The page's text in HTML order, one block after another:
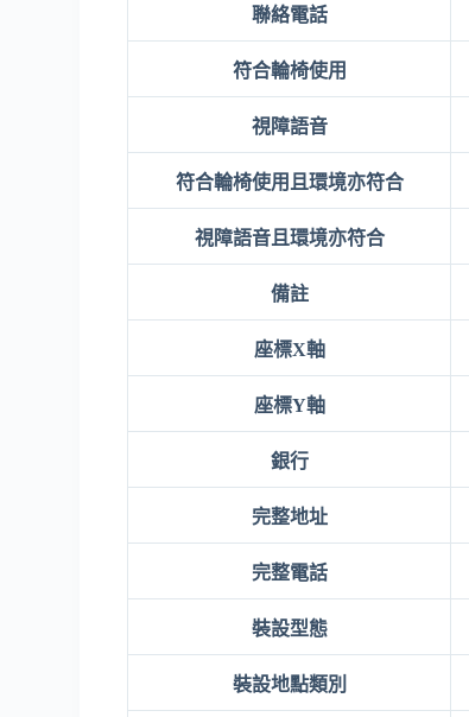
聯絡電話
符合輪椅使用
視障語音
符合輪椅使用且環境亦符合
視障語音且環境亦符合
備註
座標X軸
座標Y軸
銀行
完整地址
完整電話
裝設型態
裝設地點類別